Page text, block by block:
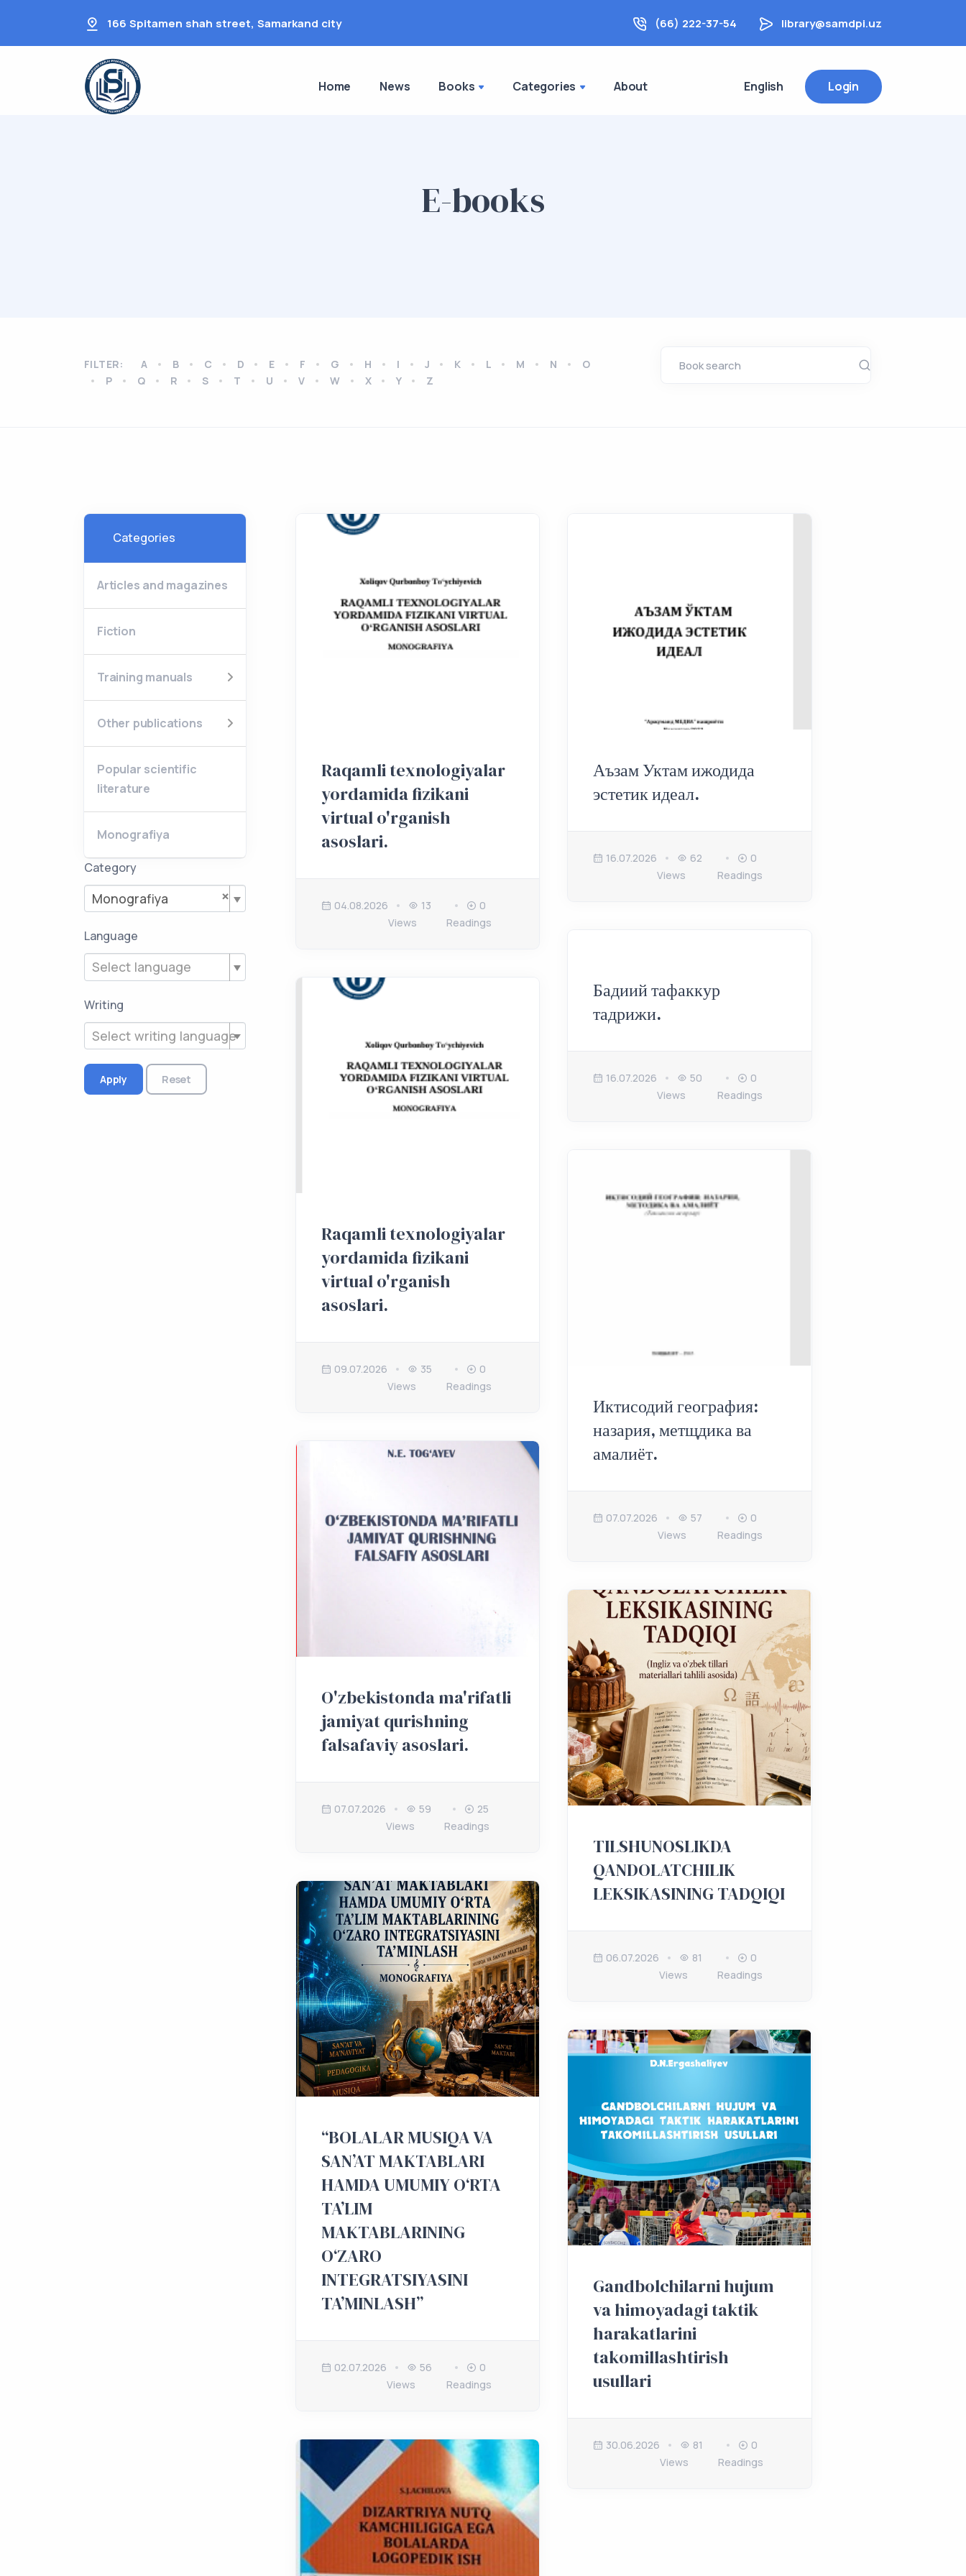
166 Spitamen shah street, Samarkand city (66) 222-37-54 library@samdpi.uz
Home News Books Categories About English Login
E-books
FILTER: A B C D E F G H I J K L M N
O
P
Q R S T U V W X Y Z
Categories
Articles and magazines
Fiction
Training manuals
Other publications
Popular scientific
literature
Monografiya
Category
×
Monografiya
Language
Select language
Writing
Select writing language
Apply Reset
Raqamli texnologiyalar
yordamida fizikani
virtual o'rganish
asoslari.
04.08.2026
13
Views
0
Readings
Аъзам Уктам ижодида
эстетик идеал.
16.07.2026
62
Views
0
Readings
Бадиий тафаккур
тадрижи.
16.07.2026
50
Views
0
Readings
Raqamli texnologiyalar
yordamida fizikani
virtual o'rganish
asoslari.
09.07.2026
35
Views
0
Readings
Иктисодий география:
назария, метщдика ва
амалиёт.
07.07.2026
57
Views
0
Readings
O'zbekistonda ma'rifatli
jamiyat qurishning
falsafaviy asoslari.
07.07.2026
59
Views
25
Readings
TILSHUNOSLIKDA
QANDOLATCHILIK
LEKSIKASINING TADQIQI
06.07.2026
81
Views
0
Readings
“BOLALAR MUSIQA VA
SAN’AT MAKTABLARI
HAMDA UMUMIY O‘RTA
TA’LIM
MAKTABLARINING
O‘ZARO
INTEGRATSIYASINI
TA’MINLASH”
02.07.2026
56
Views
0
Readings
Gandbolchilarni hujum
va himoyadagi taktik
harakatlarini
takomillashtirish
usullari
30.06.2026
81
Views
0
Readings